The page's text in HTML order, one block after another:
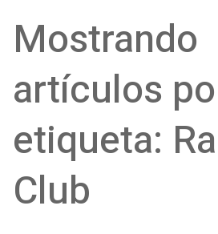
Mostrando
artículos
etiqueta:
Club